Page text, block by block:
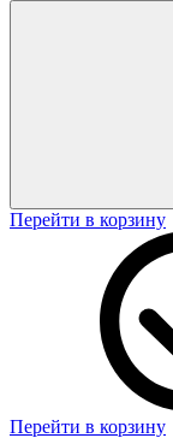
Перейти в корзину
Перейти в корзину